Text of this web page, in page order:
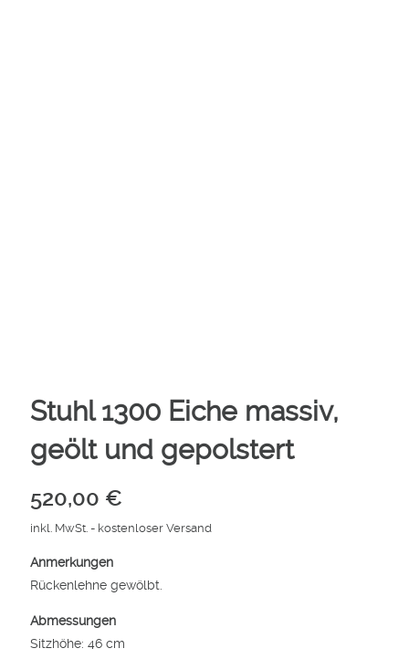
Stuhl 1300 Eiche massiv,
geölt und gepolstert
520,00 €
inkl. MwSt. - kostenloser Versand
Anmerkungen
Rückenlehne gewölbt.
Abmessungen
Sitzhöhe: 46 cm